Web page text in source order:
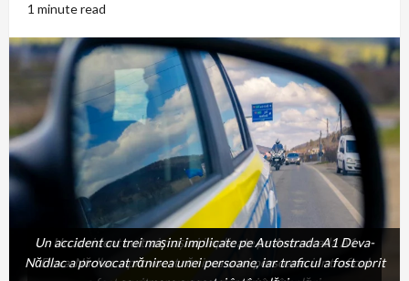
1 minute read
Un accident cu trei mașini implicate pe Autostrada A1
Deva-Nădlac a provocat rănirea unei persoane, iar traficul
Un accident cu trei mașini implicate pe Autostrada A1 Deva-
Nădlac a provocat rănirea unei persoane, iar traficul a fost oprit